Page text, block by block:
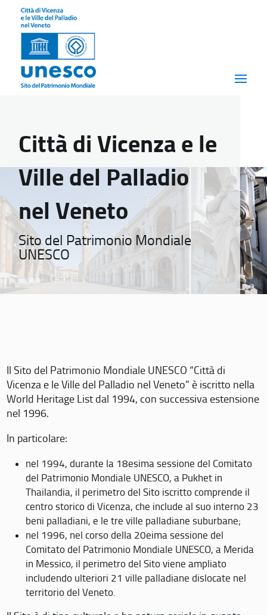
Città di Vicenza e le
Ville del Palladio
nel Veneto
Sito del Patrimonio Mondiale
UNESCO
Il Sito del Patrimonio Mondiale UNESCO “Città di
Vicenza e le Ville del Palladio nel Veneto” è iscritto nella
World Heritage List dal 1994, con successiva estensione
nel 1996.
In particolare:
nel 1994, durante la 18esima sessione del Comitato
del Patrimonio Mondiale UNESCO, a Pukhet in
Thailandia, il perimetro del Sito iscritto comprende il
centro storico di Vicenza, che include al suo interno 23
beni palladiani, e le tre ville palladiane suburbane;
nel 1996, nel corso della 20eima sessione del
Comitato del Patrimonio Mondiale UNESCO, a Merida
in Messico, il perimetro del Sito viene ampliato
includendo ulteriori 21 ville palladiane dislocate nel
territorio del Veneto.